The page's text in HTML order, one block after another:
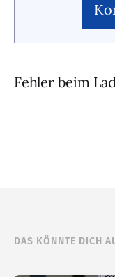
Fehler beim
DAS KÖNNTE DICH